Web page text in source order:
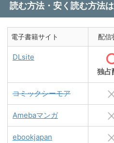
読む方法・安く読む方法
電子書籍サイト 配信
DLsite
独占
コミックシーモア
Amebaマンガ
ebookjapan